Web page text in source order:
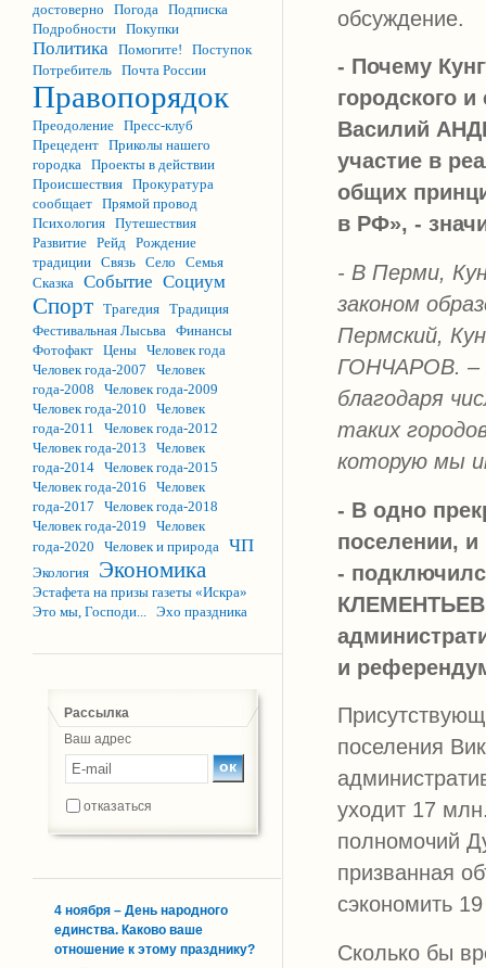
достоверно
Погода Подписка
Подробности Покупки
Политика Помогите!
Поступок
Потребитель Почта России
Правопорядок
Преодоление Пресс-клуб
Прецедент Приколы нашего
городка Проекты в действии
Происшествия Прокуратура
сообщает Прямой провод
Психология Путешествия
Развитие Рейд Рождение
традиции Связь Село
Семья
Сказка Событие Социум
Спорт Трагедия Традиция
Фестивальная Лысьва Финансы
Фотофакт Цены Человек года
Человек года-2007
Человек
года-2008
Человек года-2009
Человек года-2010
Человек
года-2011
Человек года-2012
Человек года-2013
Человек
года-2014 Человек года-2015
Человек года-2016
Человек
года-2017
Человек года-2018
Человек года-2019
Человек
года-2020
Человек и природа ЧП
Экология Экономика
Эстафета на призы газеты «Искра»
Это мы, Господи... Эхо праздника
Рассылка
Ваш адрес
отказаться
4 ноября – День народного
единства. Каково ваше
отношение к этому празднику?
обсуждение.
- Почему
городского
Василий
участие в
общих
в РФ», -
- В Перми,
законом
Пермский,
ГОНЧАРОВ. –
благодаря
таких
которую мы
- В одно
поселении,
-
КЛЕМЕНТЬЕВ.
и
поселения
уходит 17
полномочий
призванная
сэкономить
Сколько бы